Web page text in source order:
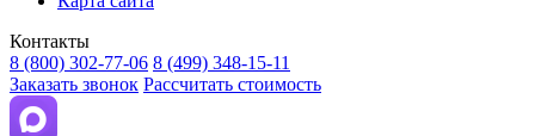
Контакты
8 (800) 302-77-06 8 (499) 348-15-11
Заказать звонок Рассчитать стоимость